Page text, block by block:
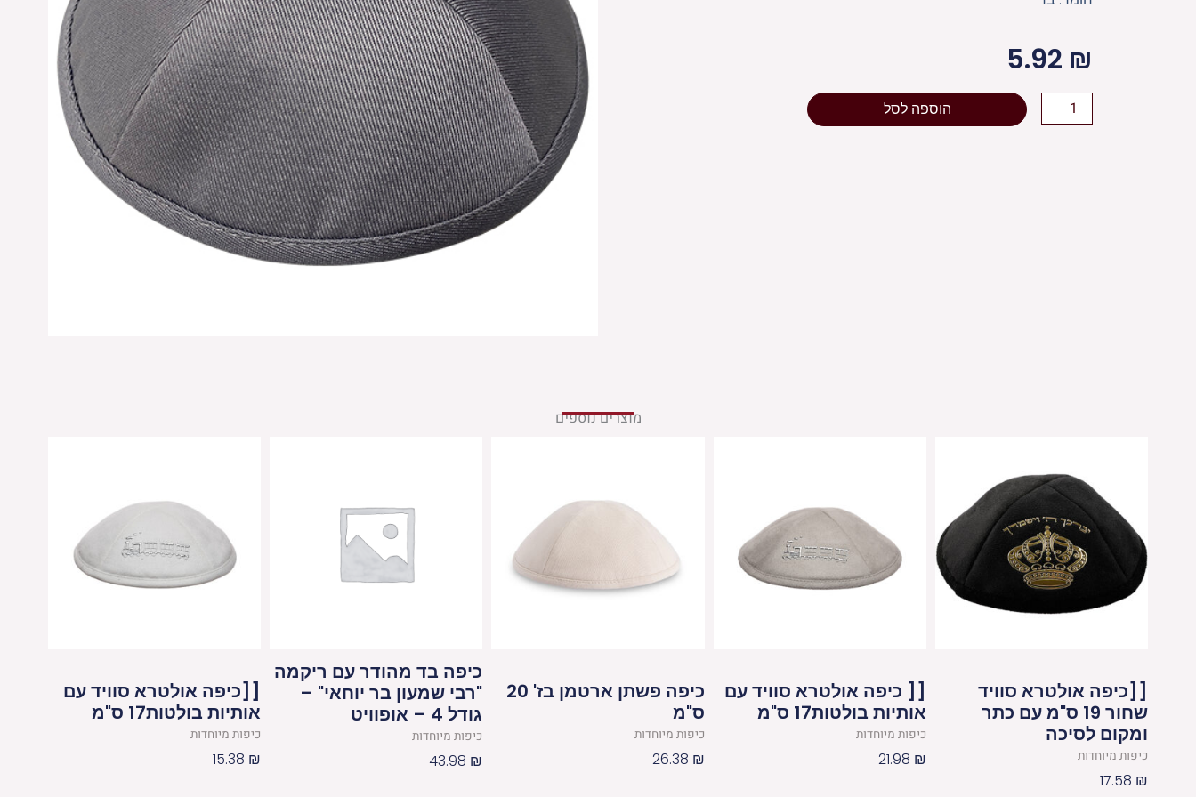
5.92 ₪
כמות
של
הוספה לסל
מוצרים נוספים
[[כיפה אולטרא סוויד
שחור 19 ס"מ עם כתר
ומקום לסיכה
כיפות מיוחדות
17.58 ₪
[[ כיפה אולטרא סוויד עם
אותיות בולטות17 ס"מ
כיפות מיוחדות
21.98 ₪
כיפה פשתן ארטמן בז' 20
ס"מ
כיפות מיוחדות
26.38 ₪
כיפה בד מהודר עם ריקמה
"רבי שמעון בר יוחאי" –
גודל 4 – אופוויט
כיפות מיוחדות
43.98 ₪
[[כיפה אולטרא סוויד עם
אותיות בולטות17 ס"מ
כיפות מיוחדות
15.38 ₪